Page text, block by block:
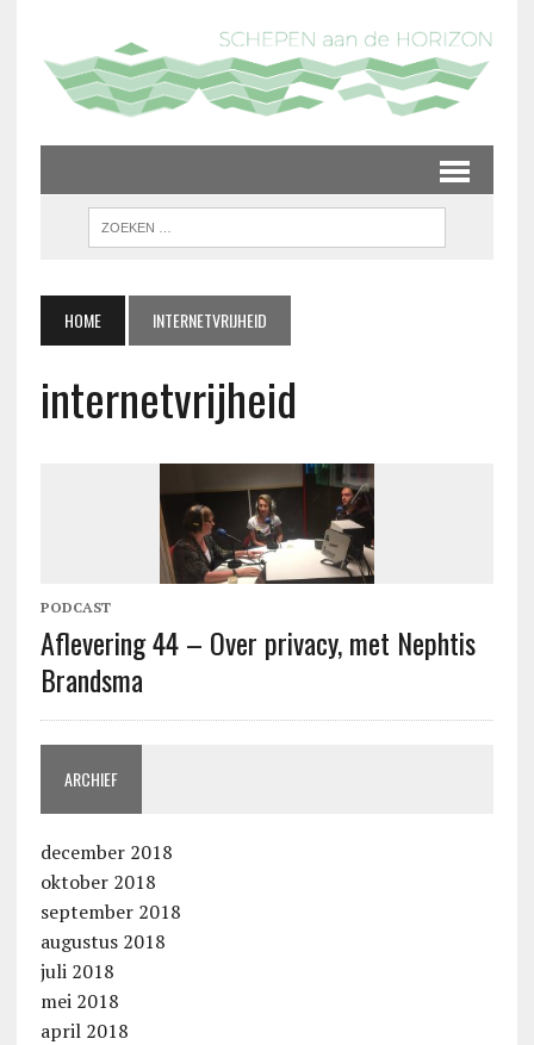
HOME INTERNETVRIJHEID
internetvrijheid
PODCAST
Aflevering 44 – Over privacy, met Nephtis
Brandsma
ARCHIEF
december 2018
oktober 2018
september 2018
augustus 2018
juli 2018
mei 2018
april 2018